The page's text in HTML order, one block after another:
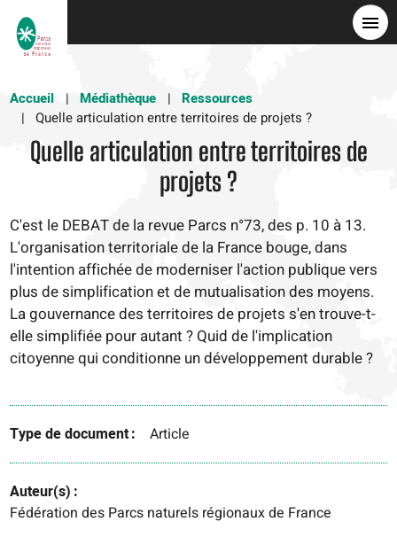
Accueil
Médiathèque
Ressources
Quelle articulation entre territoires de projets ?
Quelle articulation entre territoires de
projets ?
C'est le DEBAT de la revue Parcs n°73, des p. 10 à 13.
L'organisation territoriale de la France bouge, dans
l'intention affichée de moderniser l'action publique vers
plus de simplification et de mutualisation des moyens.
La gouvernance des territoires de projets s'en trouve-t-
elle simplifiée pour autant ? Quid de l'implication
citoyenne qui conditionne un développement durable ?
Type de document Article
Auteur(s)
Fédération des Parcs naturels régionaux de France